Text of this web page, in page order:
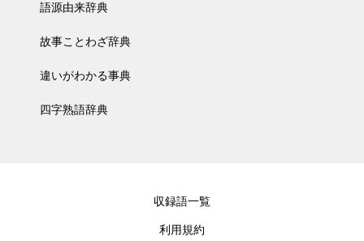
語源由来辞典
故事ことわざ辞典
違いがわかる事典
四字熟語辞典
収録語一覧
利用規約